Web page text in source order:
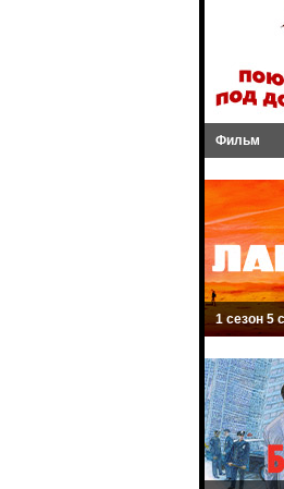
Фильм
1 сезон 5